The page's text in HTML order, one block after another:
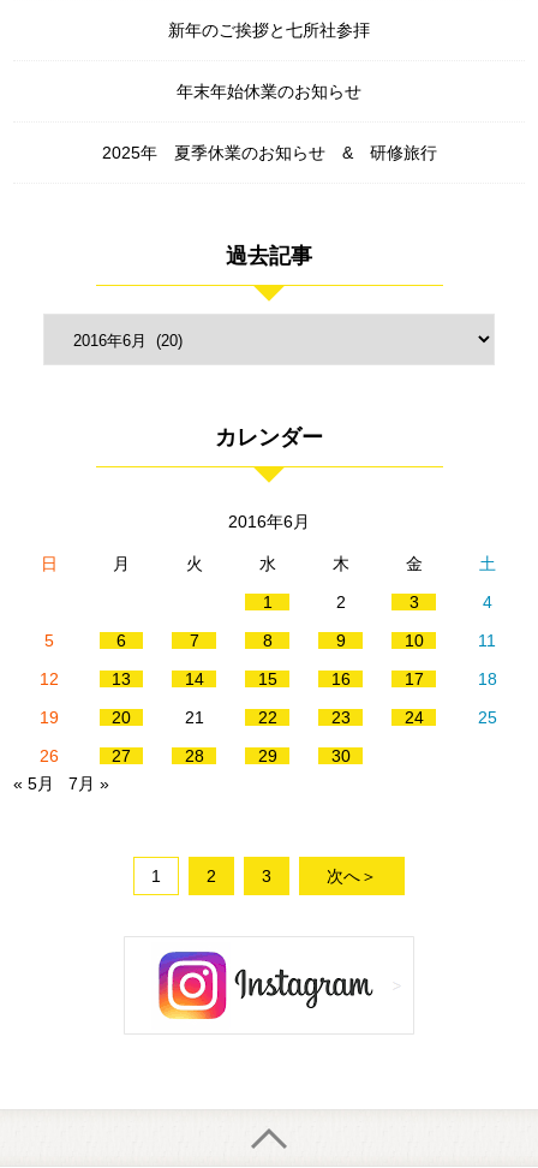
新年のご挨拶と七所社参拝
年末年始休業のお知らせ
2025年 夏季休業のお知らせ & 研修旅行
過去記事
カレンダー
2016年6月
日 月 火 水 木 金
土
1
2 3
4
5
6 7 8 9 10
11
12
13 14 15 16 17
18
19
20 21 22 23 24
25
26
27 28 29
30
« 5月
7月 »
1 2 3 次へ＞